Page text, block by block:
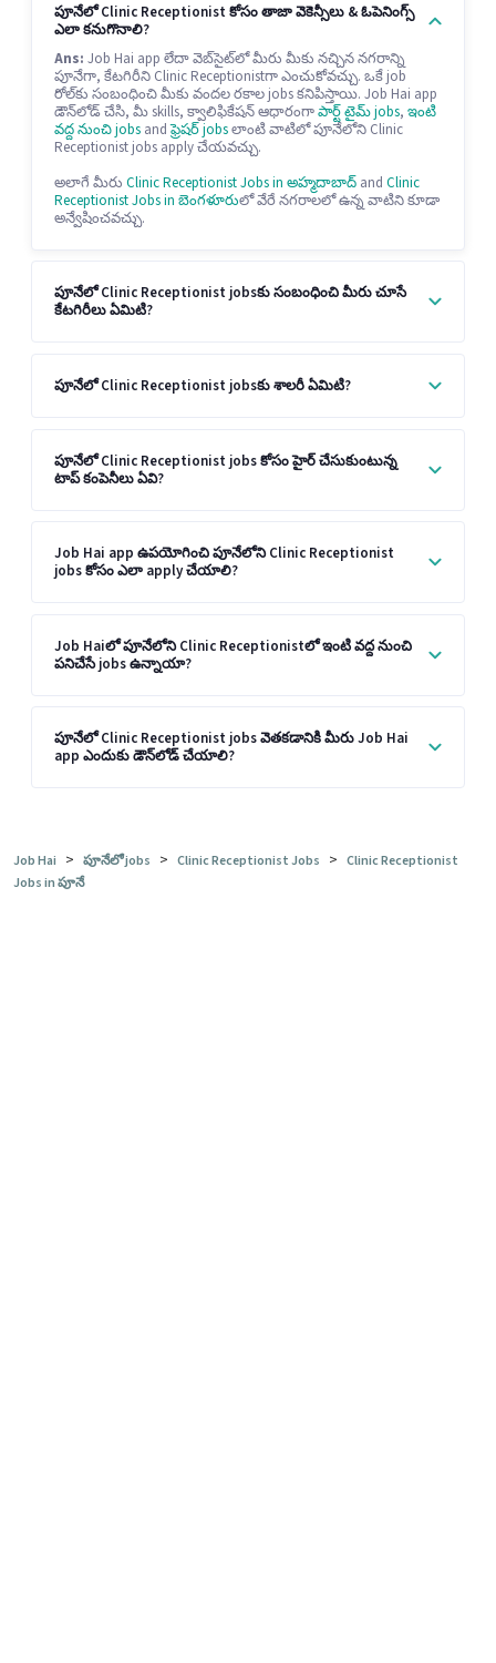
పూనేలో Clinic Receptionist కోసం తాజా వెకెన్సీలు & ఓపెనింగ్స్
ఎలా కనుగొనాలి?
Ans: Job Hai app లేదా వెబ్‌సైట్‌లో మీరు మీకు నచ్చిన నగరాన్ని
పూనేగా, కేటగిరీని Clinic Receptionistగా ఎంచుకోవచ్చు. ఒకే job
రోల్‌కు సంబంధించి మీకు వందల రకాల jobs కనిపిస్తాయి. Job Hai app
డౌన్‌లోడ్ చేసి, మీ skills, క్వాలిఫికేషన్ ఆధారంగాపార్ట్ టైమ్ jobs, ఇంటి
వద్ద నుంచి jobs andఫ్రెషర్ jobsలాంటి వాటిలో పూనేలోని Clinic
Receptionist jobs apply చేయవచ్చు.
అలాగే మీరు Clinic Receptionist Jobs in అహ్మదాబాద్ and Clinic
Receptionist Jobs in బెంగళూరులో వేరే నగరాలలో ఉన్న వాటిని కూడా
అన్వేషించవచ్చు.
పూనేలో Clinic Receptionist jobsకు సంబంధించి మీరు చూసే
కేటగిరీలు ఏమిటి?
పూనేలో Clinic Receptionist jobsకు శాలరీ ఏమిటి?
పూనేలో Clinic Receptionist jobs కోసం హైర్ చేసుకుంటున్న
టాప్ కంపెనీలు ఏవి?
Job Hai app ఉపయోగించి పూనేలోని Clinic Receptionist
jobs కోసం ఎలా apply చేయాలి?
Job Haiలో పూనేలోని Clinic Receptionistలో ఇంటి వద్ద నుంచి
పనిచేసే jobs ఉన్నాయా?
పూనేలో Clinic Receptionist jobs వెతకడానికి మీరు Job Hai
app ఎందుకు డౌన్‌లోడ్ చేయాలి?
Job Hai > పూనేలో jobs > Clinic Receptionist Jobs > Clinic Receptionist
Jobs in పూనే